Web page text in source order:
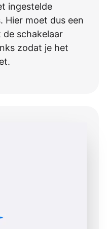
ingestelde
Hier moet dus een
schakelaar
zodat je het